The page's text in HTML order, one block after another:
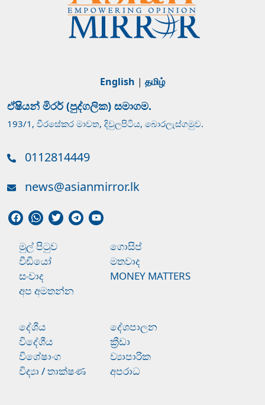
English | தமிழ்
ඒෂියන් මිරර් (පුද්ගලික) සමාගම.
193/1, වීරසේකර මාවත, දිවුලපිටිය, බොරලැස්ගමුව.
0112814449
news@asianmirror.lk
මුල් පිටුව
ගොසිප්
වීඩියෝ
මතවාද
සංවාද
MONEY MATTERS
අප අමතන්න
දේශීය
දේශපාලන
විදේශීය
ක්‍රීඩා
විශේෂාංග
ව්‍යාපාරික
විද්‍යා / තාක්ෂණ
අපරාධ